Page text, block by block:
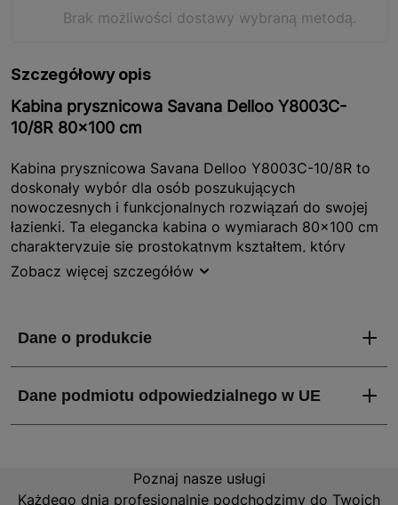
Brak możliwości dostawy wybraną metodą.
Szczegółowy opis
Kabina prysznicowa Savana Delloo Y8003C-
10/8R 80x100 cm
Kabina prysznicowa Savana Delloo Y8003C-10/8R to
doskonały wybór dla osób poszukujących
nowoczesnych i funkcjonalnych rozwiązań do swojej
łazienki. Ta elegancka kabina o wymiarach 80x100 cm
charakteryzuje się prostokątnym kształtem, który
idealnie wpasuje się w różnorodne aranżacje wnętrz.
Dzięki transparentnemu szkłu i chromowanym profilom,
serii Delloo, co gwarantuje wysoką jakość wykonania i
dbałość o detale.
Jakie właściwości i zalety ma kabina prysznicowa
Savana Delloo Y8003C-10/8R?
wyróżnia się szeregiem zalet, które czynią ją
Zobacz więcej szczegółów
Poznaj nasze usługi
Każdego dnia profesjonalnie podchodzimy do Twoich